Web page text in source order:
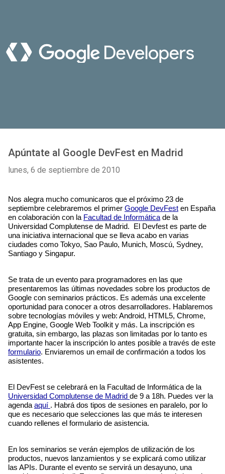
Apúntate al Google DevFest en Madrid
lunes, 6 de septiembre de 2010
Nos alegra mucho comunicaros que el próximo 23 de
septiembre celebraremos el primer Google DevFest en España
en colaboración con la Facultad de Informática de la
Universidad Complutense de Madrid.  El Devfest es parte de
una iniciativa internacional que se lleva acabo en varias
ciudades como Tokyo, Sao Paulo, Munich, Moscú, Sydney,
Santiago y Singapur.
Se trata de un evento para programadores en las que
presentaremos las últimas novedades sobre los productos de
Google con seminarios prácticos. Es además una excelente
oportunidad para conocer a otros desarrolladores. Hablaremos
sobre tecnologías móviles y web: Android, HTML5, Chrome,
App Engine, Google Web Toolkit y más. La inscripción es
gratuita, sin embargo, las plazas son limitadas por lo tanto es
formulario. Enviaremos un email de confirmación a todos los
asistentes.
Universidad Complutense de Madrid de 9 a 18h. Puedes ver la
agenda aquí . Habrá dos tipos de sesiones en paralelo, por lo
que es necesario que selecciones las que más te interesen
cuando rellenes el formulario de asistencia.
En los seminarios se verán ejemplos de utilización de los
productos, nuevos lanzamientos y se explicará como utilizar
las APIs. Durante el evento se servirá un desayuno, una